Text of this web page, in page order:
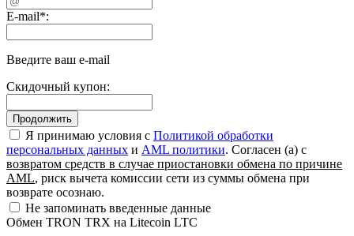
E-mail*:
Введите ваш e-mail
Скидочный купон:
Я принимаю условия c Политикой обработки
персональных данных и AML политики. Согласен (а) с
возвратом средств в случае приостановки обмена по причине
AML, риск вычета комиссии сети из суммы обмена при
возврате осознаю.
Не запоминать введенные данные
Обмен TRON TRX на Litecoin LTC